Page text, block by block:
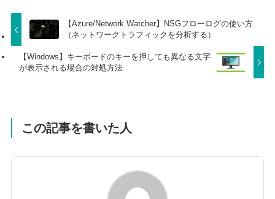
【Azure/Network Watcher】NSGフローログの使い方
（ネットワークトラフィックを分析する）
【Windows】キーボードのキーを押しても異なる文字
が表示される場合の対処方法
この記事を書いた人